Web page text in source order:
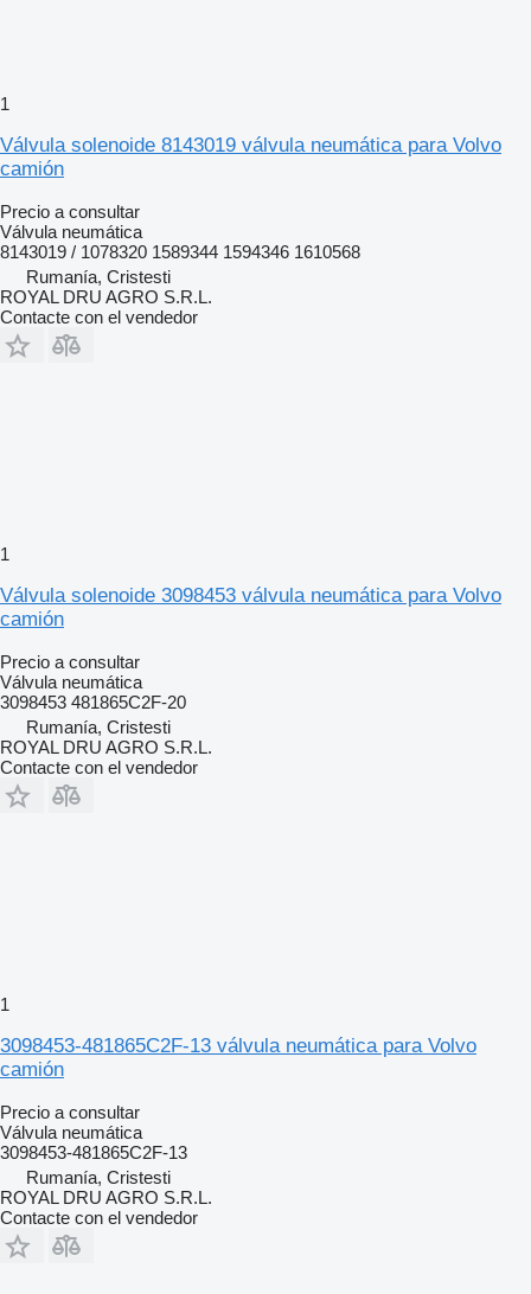
1
Válvula solenoide 8143019 válvula neumática para Volvo
camión
Precio a consultar
Válvula neumática
8143019 / 1078320 1589344 1594346 1610568
Rumanía, Cristesti
ROYAL DRU AGRO S.R.L.
Contacte con el vendedor
1
Válvula solenoide 3098453 válvula neumática para Volvo
camión
Precio a consultar
Válvula neumática
3098453 481865C2F-20
Rumanía, Cristesti
ROYAL DRU AGRO S.R.L.
Contacte con el vendedor
1
3098453-481865C2F-13 válvula neumática para Volvo
camión
Precio a consultar
Válvula neumática
3098453-481865C2F-13
Rumanía, Cristesti
ROYAL DRU AGRO S.R.L.
Contacte con el vendedor